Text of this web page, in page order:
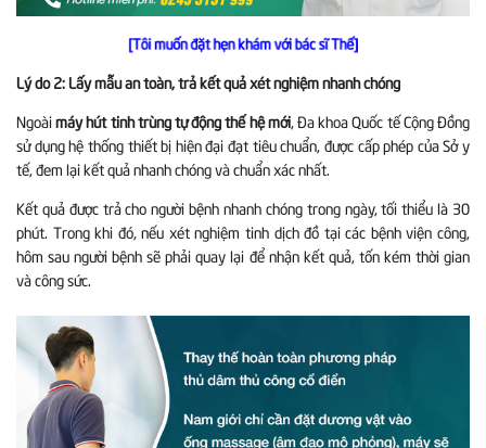
[Tôi muốn đặt hẹn khám với bác sĩ Thế]
Lý do 2: Lấy mẫu an toàn, trả kết quả xét nghiệm nhanh chóng
Ngoàimáy hút tinh trùng tự động thế hệ mới, Đa khoa Quốc tế Cộng Đồng
sử dụng hệ thống thiết bị hiện đại đạt tiêu chuẩn, được cấp phép của Sở y
tế, đem lại kết quả nhanh chóng và chuẩn xác nhất.
Kết quả được trả cho người bệnh nhanh chóng trong ngày, tối thiểu là 30
phút. Trong khi đó, nếu xét nghiệm tinh dịch đồ tại các bệnh viện công,
hôm sau người bệnh sẽ phải quay lại để nhận kết quả, tốn kém thời gian
và công sức.